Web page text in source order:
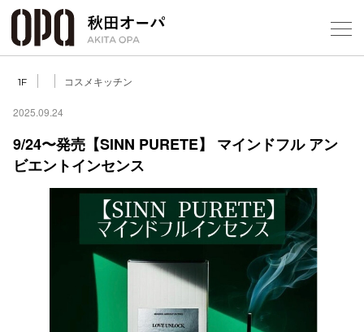
1F コスメキッチン
2025.09.24
9/24〜発売【SINN PURETE】 マインドフル アン
ビエントインセンス
レスト